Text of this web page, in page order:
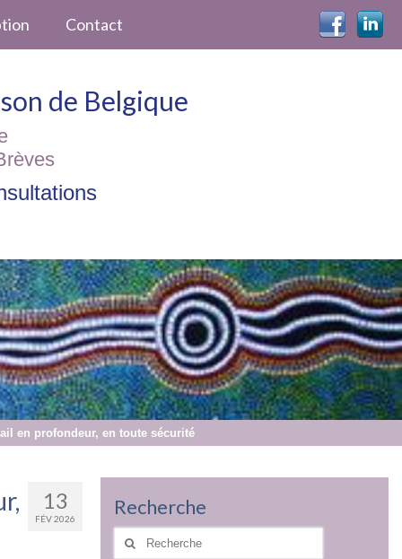
Contact
de Belgique
en profondeur, en toute sécurité
13
FÉV 2026 Recherche
Rechercher